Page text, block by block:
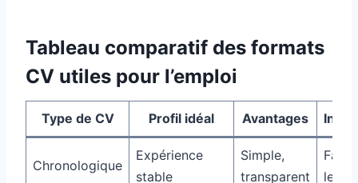
Tableau comparatif des formats
CV utiles pour l’emploi
Type de CV Profil idéal Avantages
Chronologique
Expérience
stable
Simple,
transparent
Fait
les